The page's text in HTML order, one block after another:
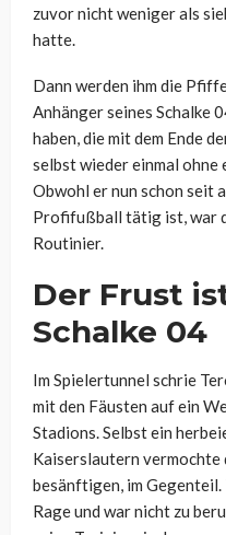
zuvor nicht weniger als
hatte.
Dann werden ihm die
Anhänger seines Schalke
haben, die mit dem Ende
selbst wieder einmal
Obwohl er nun schon seit
Profifußball tätig ist, war
Routinier.
Der Frust
Schalke 04
Im Spielertunnel schrie
mit den Fäusten auf ein
Stadions. Selbst ein
Kaiserslautern vermochte
besänftigen, im
Rage und war nicht zu